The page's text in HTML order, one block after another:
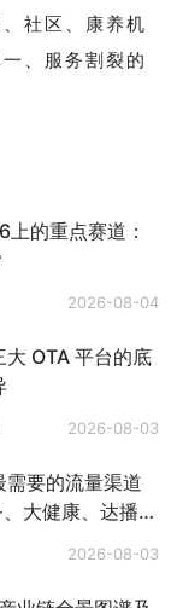
社区、康养机
、服务割裂的
的重点赛道：
2026-08-04
OTA 平台的底
2026-08-03
需要的流量渠道
大健康、达播、
游、银发零
2026-08-03